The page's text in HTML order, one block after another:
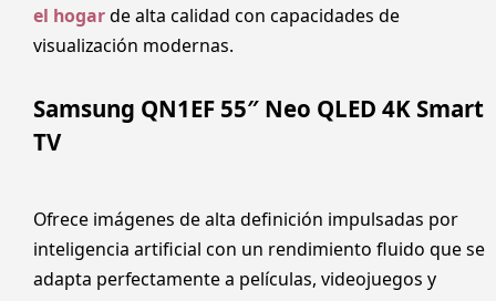
el hogarde alta calidad con capacidades de
visualización modernas.
Samsung QN1EF 55″ Neo QLED 4K Smart
TV
Ofrece imágenes de alta definición impulsadas por
inteligencia artificial con un rendimiento fluido que se
adapta perfectamente a películas, videojuegos y